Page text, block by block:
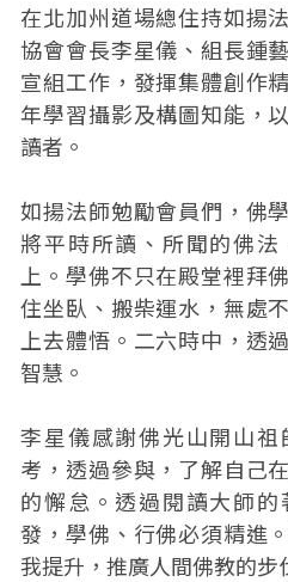
在北加州道場總住持如揚
協會會長李星儀、組長鍾
宣組工作，發揮集體創作
年學習攝影及構圖知能，
讀者。
如揚法師勉勵會員們，佛
將平時所讀、所聞的佛
上。學佛不只在殿堂裡拜
住坐臥、搬柴運水，無處
上去體悟。二六時中，透
智慧。
李星儀感謝佛光山開山
考，透過參與，了解自己
的懈怠。透過閱讀大師
發，學佛、行佛必須精進
我提升，推廣人間佛教的步